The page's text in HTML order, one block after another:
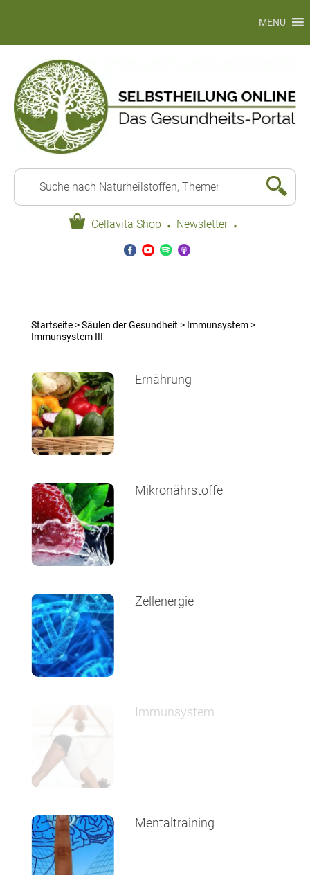
Cellavita Shop · Newsletter ·
MENU
Startseite>Säulen der Gesundheit > Immunsystem>
Immunsystem III
Ernährung
Mikronährstoffe
Zellenergie
Immunsystem
Mentaltraining